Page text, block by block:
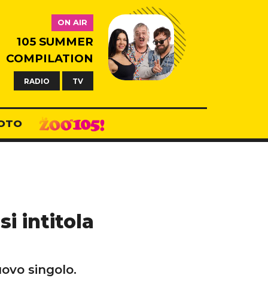
ON AIR
105 SUMMER
COMPILATION
RADIO TV
intitola
singolo.